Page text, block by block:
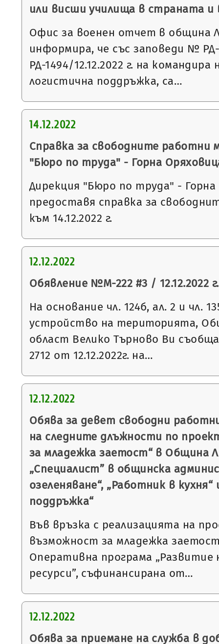
или висши училища в страната и
Офис за военен отчет в община
информира, че със заповеди №
РД-1494/12.12.2022 г. на
логистична поддръжка, са…
14.12.2022
Справка за свободните работни
"Бюро по труда" - Горна
Дирекция "Бюро по труда" -
предоставя справка за
към 14.12.2022 г.
12.12.2022
Обявление №М-222 #3 / 12.12.2022 г.
На основание чл. 124б, ал. 2 и чл.
устройство на територията,
област Велико Търново Ви
2712 от 12.12.2022г. на…
12.12.2022
Обява за девет свободни
на следните длъжности по
за младежка заетост“ в Община
„Специалист” в общинска
озеленяване“, „Работник в
поддръжка“
Във връзка с реализацията на
възможност за младежка
Оперативна програма
ресурси”, съфинансирана от…
12.12.2022
Обява за приемане на служба в